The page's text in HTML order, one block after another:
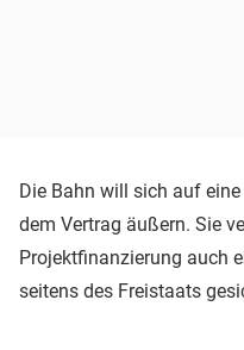
Die Bahn will sich auf
dem Vertrag äußern. Sie
Projektfinanzierung auch
seitens des Freistaats